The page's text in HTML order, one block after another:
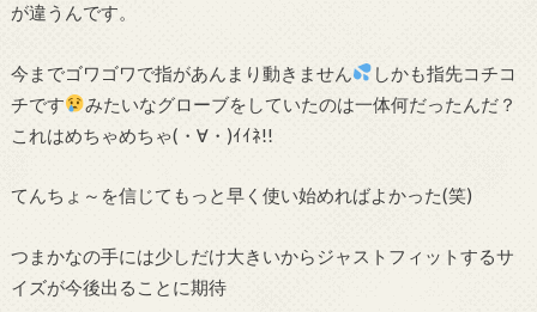
が違うんです。
今までゴワゴワで指があんまり動きません
しかも指先コチコ
チです
みたいなグローブをしていたのは一体何だったんだ？
これはめちゃめちゃ(・∀・)ｲｲﾈ!!
てんちょ～を信じてもっと早く使い始めればよかった(笑)
つまかなの手には少しだけ大きいからジャストフィットするサ
イズが今後出ることに期待